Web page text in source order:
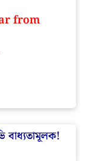
from
বাধ্যতামূলক!